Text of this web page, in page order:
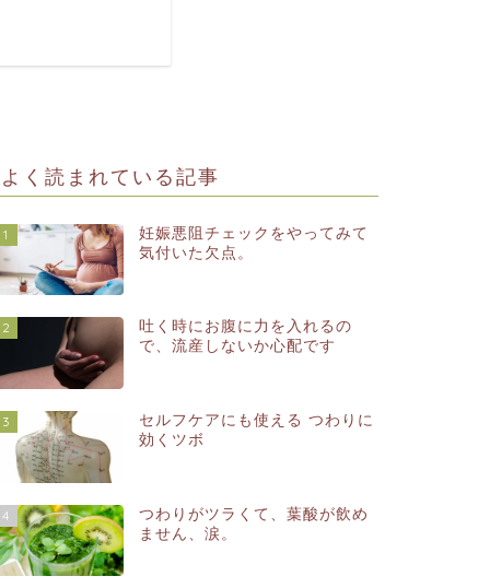
よく読まれている記事
1
妊娠悪阻チェックをやってみて
気付いた欠点。
2
吐く時にお腹に力を入れるの
で、流産しないか心配です
3
セルフケアにも使える つわりに
効くツボ
4
つわりがツラくて、葉酸が飲め
ません、涙。